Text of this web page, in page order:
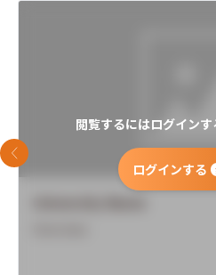
閲覧するにはログインす
ログインする
前のスライド